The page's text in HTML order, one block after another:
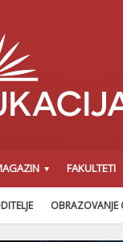
FAKULTETI
OBRAZOVANJE